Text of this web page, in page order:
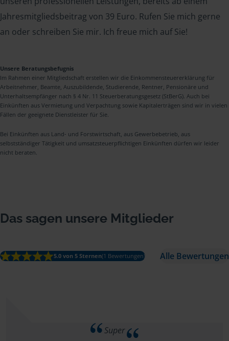
Jahresmitgliedsbeitrag von 39 Euro. Rufen Sie mich gerne
an oder schreiben Sie mir. Ich freue mich auf Sie!
Unsere Beratungsbefugnis
Im Rahmen einer Mitgliedschaft erstellen wir die Einkommensteuererklärung für
Arbeitnehmer, Beamte, Auszubildende, Studierende, Rentner, Pensionäre und
Unterhaltsempfänger nach § 4 Nr. 11 Steuerberatungsgesetz (StBerG). Auch bei
Einkünften aus Vermietung und Verpachtung sowie Kapitalerträgen sind wir in vielen
Fällen der geeignete Dienstleister für Sie.
Bei Einkünften aus Land- und Forstwirtschaft, aus Gewerbebetrieb, aus
selbstständiger Tätigkeit und umsatzsteuerpflichtigen Einkünften dürfen wir leider
nicht beraten.
Das sagen unsere Mitglieder
5.0 von 5 Sternen(1 Bewertungen) Alle Bewertungen
Super